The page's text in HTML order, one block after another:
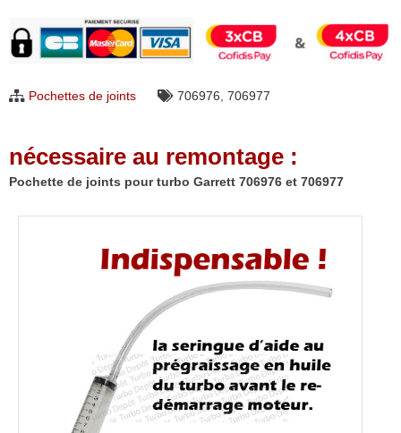
de
joints
turbo
706976
et
Pochettes de joints 706976, 706977
nécessaire au remontage :
Pochette de joints pour turbo Garrett 706976 et 706977